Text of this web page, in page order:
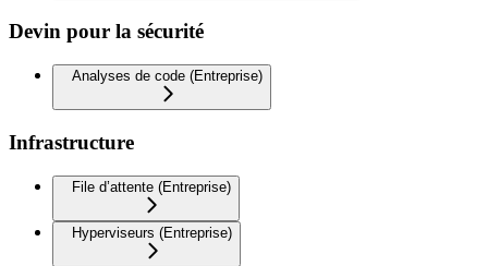
Devin pour la sécurité
Analyses de code (Entreprise)
Infrastructure
File d’attente (Entreprise)
Hyperviseurs (Entreprise)